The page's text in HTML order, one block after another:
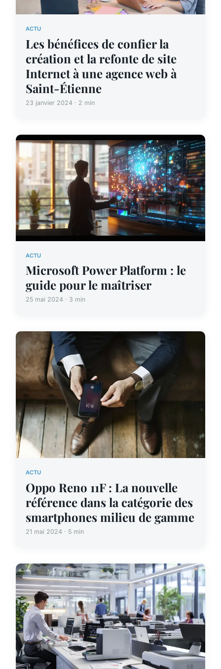
ACTU
Les bénéfices de confier la
création et la refonte de site
Internet à une agence web à
Saint-Étienne
23 janvier 2024 · 2 min
ACTU
Microsoft Power Platform : le
guide pour le maîtriser
25 mai 2024 · 3 min
ACTU
Oppo Reno 11F : La nouvelle
référence dans la catégorie des
smartphones milieu de gamme
21 mai 2024 · 5 min